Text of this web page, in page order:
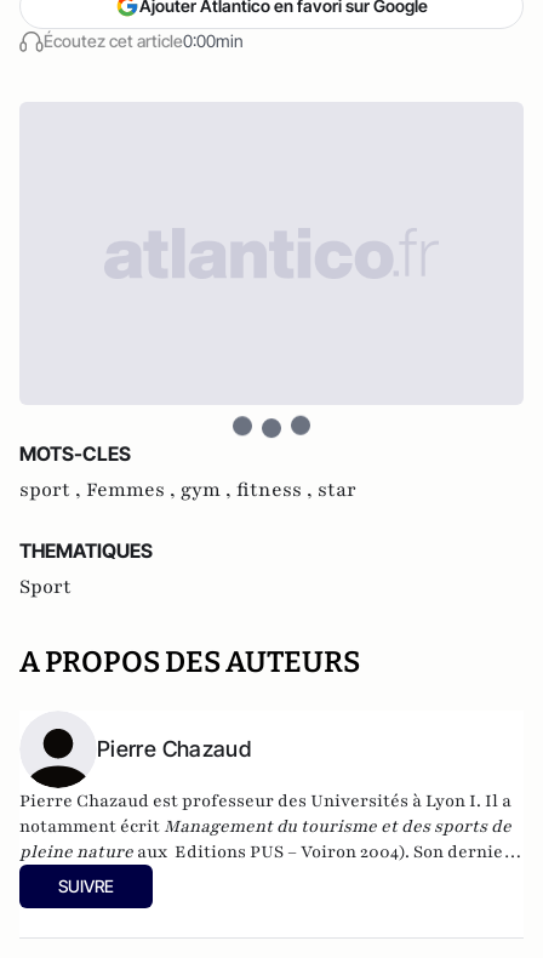
Écoutez cet article0:00min
Ajouter Atlantico en favori sur Google
MOTS-CLES
sport , Femmes , gym , fitness , star
THEMATIQUES
Sport
A PROPOS DES AUTEURS
Pierre Chazaud
Pierre Chazaud est professeur des Universités à Lyon I. Il a
notamment écrit Management du tourisme et des sports de
pleine nature aux Editions PUS – Voiron 2004). Son dernier
ouvrage est bilingue français / anglais
spirituelaux Editions Mandala Toulaud (2013).
SUIVRE